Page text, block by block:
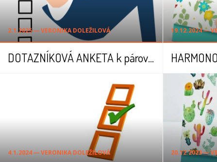
2.1.2025 ― VERONIKA DOLEŽILOVÁ
DOTAZNÍKOVÁ ANKETA k párové výuce pro budoucí ČTVRŤÁČKY ve školním roce 2025/2026
19.12.2024 ―
4.1.2024 ― VERONIKA DOLEŽILOVÁ 20.12.2023 ―